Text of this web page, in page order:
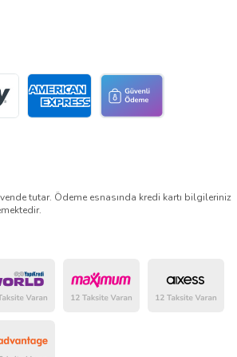
tutar. Ödeme esnasında kredi kartı bilgileriniz